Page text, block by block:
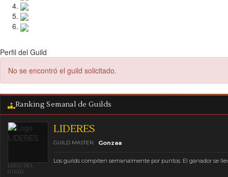
Perfil del Guild
No se encontró el guild solicitado.
Ranking Semanal de Guilds
LOGO DEL
GUILD
LIDERES
GUILD MASTER: Gonzaa
Los guilds compiten semanalmente por puntos. El ganador se